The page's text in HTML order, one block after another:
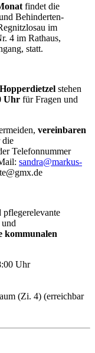
findet die
Behinderten-
im
4 im Rathaus,
statt.
stehen
Uhr für Fragen und
vereinbaren
die
Telefonnummer
sandra@markus-
pflegerelevante
kommunalen
Uhr
(Zi. 4) (erreichbar